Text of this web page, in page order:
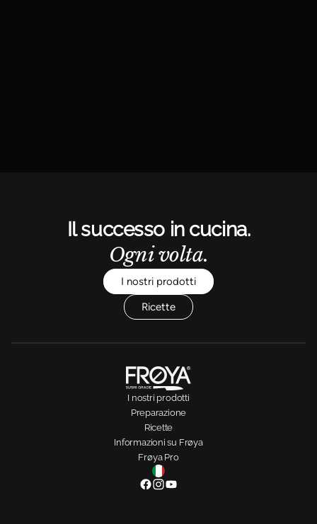
Il successo in cucina.
Ogni volta.
I nostri prodotti
Ricette
I nostri prodotti
Preparazione
Ricette
Informazioni su Frøya
Frøya Pro